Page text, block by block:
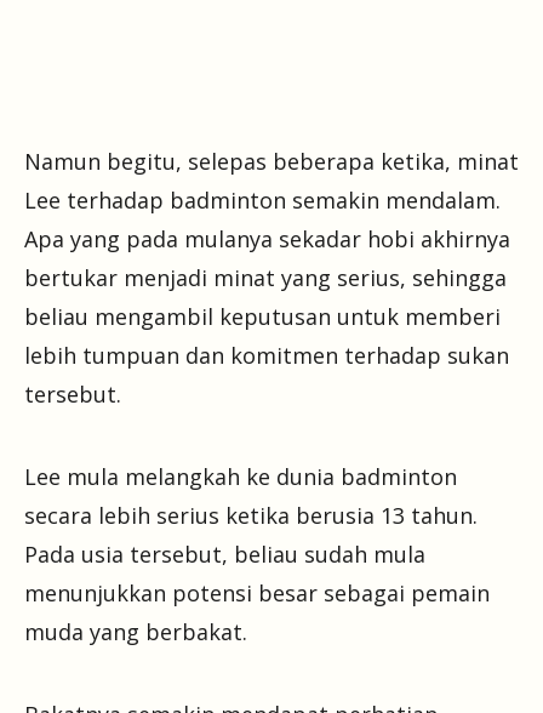
Namun begitu, selepas beberapa ketika, minat
Lee terhadap badminton semakin mendalam.
Apa yang pada mulanya sekadar hobi akhirnya
bertukar menjadi minat yang serius, sehingga
beliau mengambil keputusan untuk memberi
lebih tumpuan dan komitmen terhadap sukan
tersebut.
Lee mula melangkah ke dunia badminton
secara lebih serius ketika berusia 13 tahun.
Pada usia tersebut, beliau sudah mula
menunjukkan potensi besar sebagai pemain
muda yang berbakat.